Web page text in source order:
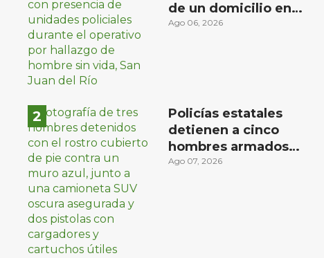
de un domicilio en
la comunidad El
Ago 06, 2026
Policías estatales
detienen a cinco
hombres armados
en Puebla capital
Ago 07, 2026